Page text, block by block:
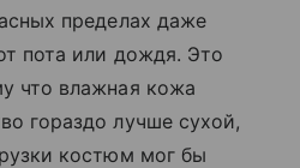
пределах даже
пота или дождя. Это
что влажная кожа
гораздо лучше сухой,
костюм мог бы